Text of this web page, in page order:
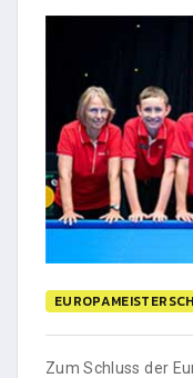
Zum Schluss der